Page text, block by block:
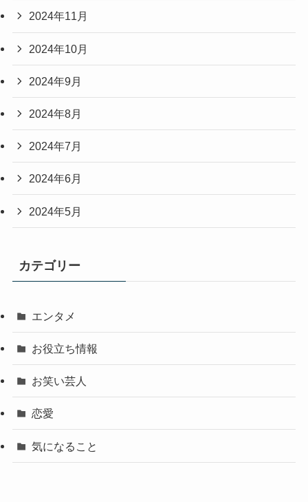
2024年11月
2024年10月
2024年9月
2024年8月
2024年7月
2024年6月
2024年5月
カテゴリー
エンタメ
お役立ち情報
お笑い芸人
恋愛
気になること